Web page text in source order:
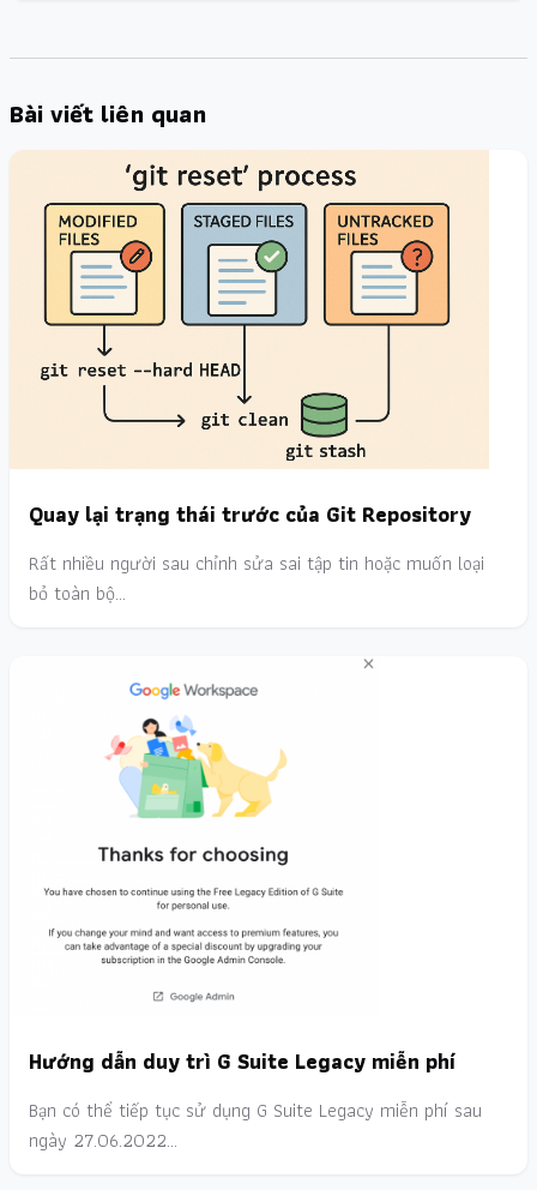
Bài viết liên quan
Quay lại trạng thái trước của Git Repository
Rất nhiều người sau chỉnh sửa sai tập tin hoặc muốn loại
bỏ toàn bộ…
Hướng dẫn duy trì G Suite Legacy miễn phí
Bạn có thể tiếp tục sử dụng G Suite Legacy miễn phí sau
ngày 27.06.2022…